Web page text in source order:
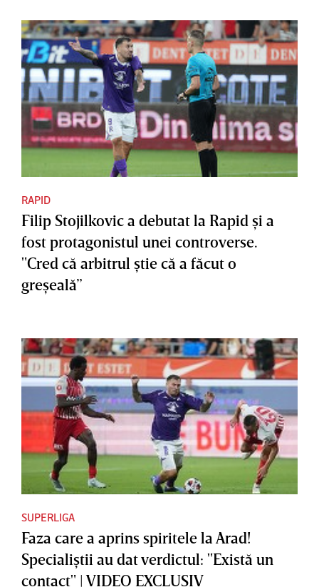
RAPID
Filip Stojilkovic a debutat la Rapid şi a
fost protagonistul unei controverse.
"Cred că arbitrul ştie că a făcut o
greşeală”
SUPERLIGA
Faza care a aprins spiritele la Arad!
Specialiştii au dat verdictul: "Există un
contact" | VIDEO EXCLUSIV